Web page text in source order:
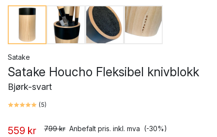
Satake
Satake Houcho Fleksibel knivblokk
Bjørk-svart
(5)
559 kr 799 kr Anbefalt pris. inkl. mva (-30%)